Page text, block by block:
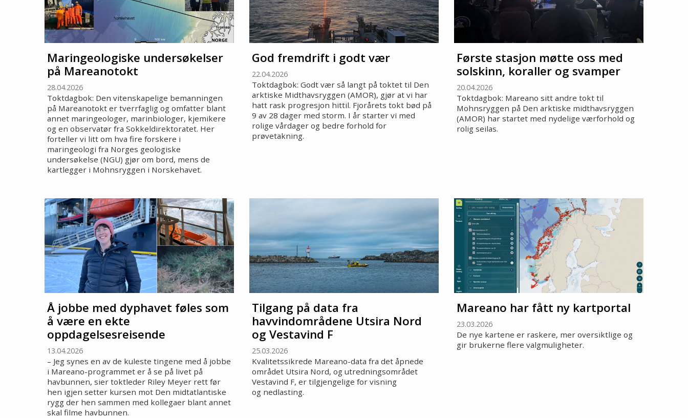
Maringeologiske undersøkelser
på Mareanotokt
28.04.2026
Toktdagbok: Den vitenskapelige bemanningen
på Mareanotokt er tverrfaglig og omfatter blant
annet maringeologer, marinbiologer, kjemikere
og en observatør fra Sokkeldirektoratet. Her
forteller vi litt om hva fire forskere i
maringeologi fra Norges geologiske
undersøkelse (NGU) gjør om bord, mens de
kartlegger i Mohnsryggen i Norskehavet.
God fremdrift i godt vær
22.04.2026
Toktdagbok: Godt vær så langt på toktet til Den
arktiske Midthavsryggen (AMOR), gjør at vi har
hatt rask progresjon hittil. Fjorårets tokt bød på
9 av 28 dager med storm. I år starter vi med
rolige vårdager og bedre forhold for
prøvetakning.
Første stasjon møtte oss med
solskinn, koraller og svamper
20.04.2026
Toktdagbok: Mareano sitt andre tokt til
Mohnsryggen på Den arktiske midthavsryggen
(AMOR) har startet med nydelige værforhold og
rolig seilas.
Å jobbe med dyphavet føles som
å være en ekte
oppdagelsesreisende
13.04.2026
– Jeg synes en av de kuleste tingene med å jobbe
i Mareano-programmet er å se på livet på
havbunnen, sier toktleder Riley Meyer rett før
hen igjen setter kursen mot Den midtatlantiske
rygg der hen sammen med kollegaer blant annet
skal filme havbunnen.
Tilgang på data fra
havvindområdene Utsira Nord
og Vestavind F
25.03.2026
Kvalitetssikrede Mareano-data fra det åpnede
området Utsira Nord, og utredningsområdet
Vestavind F, er tilgjengelige for visning
og nedlasting.
Mareano har fått ny kartportal
23.03.2026
De nye kartene er raskere, mer oversiktlige og
gir brukerne flere valgmuligheter.